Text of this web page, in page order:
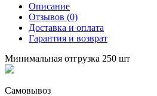
Описание
Отзывов (0)
Доставка и оплата
Гарантия и возврат
Минимальная отгрузка 250 шт
Самовывоз